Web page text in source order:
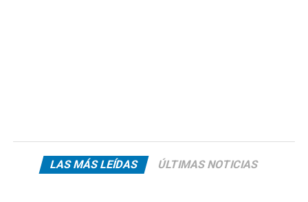
LAS MÁS LEÍDAS ÚLTIMAS NOTICIAS